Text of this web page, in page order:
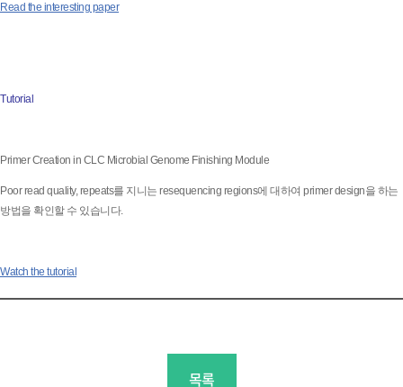
Read the interesting paper
Tutorial
Primer Creation in CLC Microbial Genome Finishing Module
Poor read quality, repeats를 지니는 resequencing regions에 대하여 primer design을 하는
방법을 확인할 수 있습니다.
Watch the tutorial
목록